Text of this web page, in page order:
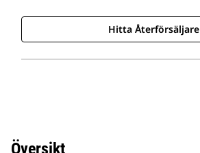
Hitta Återförsäljare